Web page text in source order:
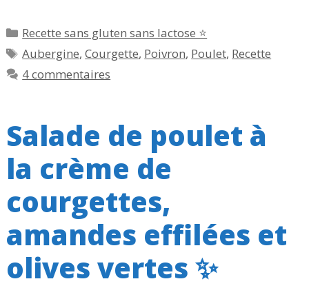
Catégories
Recette sans gluten sans lactose ⭐
Étiquettes
Aubergine,Courgette, Poivron, Poulet, Recette
4 commentaires
Salade de poulet à
la crème de
courgettes,
amandes effilées et
olives vertes ✨